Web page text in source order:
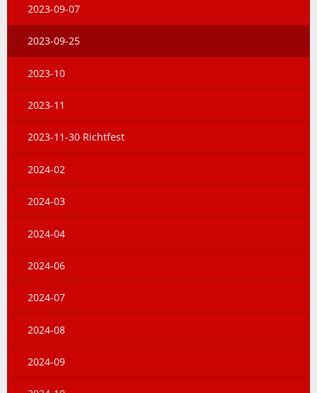
2023-09-07
2023-09-25
2023-10
2023-11
2023-11-30 Richtfest
2024-02
2024-03
2024-04
2024-06
2024-07
2024-08
2024-09